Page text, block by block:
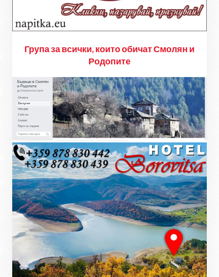
Група за всички, които обичат Смолян и
Родопите